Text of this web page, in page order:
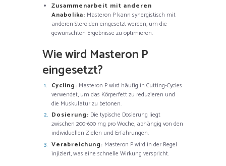
Zusammenarbeit mit anderen
Anabolika: Masteron P kann synergistisch mit
anderen Steroiden eingesetzt werden, um die
gewünschten Ergebnisse zu optimieren.
Wie wird Masteron P
eingesetzt?
Cycling: Masteron P wird häufig in Cutting-Cycles
verwendet, um das Körperfett zu reduzieren und
die Muskulatur zu betonen.
Dosierung: Die typische Dosierung liegt
zwischen 200-600 mg pro Woche, abhängig von den
individuellen Zielen und Erfahrungen.
Verabreichung: Masteron P wird in der Regel
injiziert, was eine schnelle Wirkung verspricht.